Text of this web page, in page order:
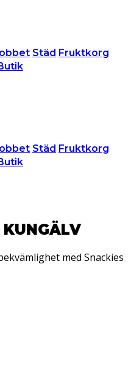
Städ Fruktkorg
Städ Fruktkorg
KUNGÄLV
med Snackies